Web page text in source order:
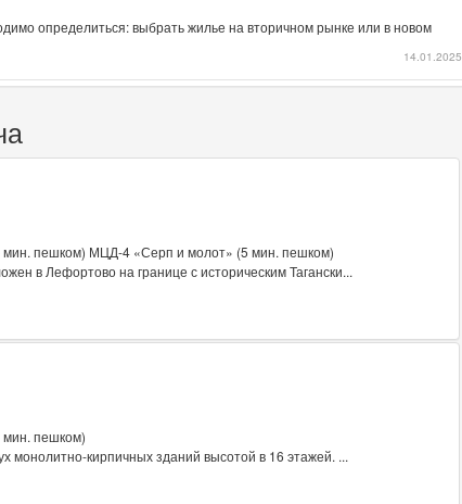
определиться: выбрать жилье на вторичном рынке или в новом
14.01.2025
пешком) МЦД-4 «Серп и молот» (5 мин. пешком)
в Лефортово на границе с историческим Тагански...
пешком)
монолитно-кирпичных зданий высотой в 16 этажей. ...